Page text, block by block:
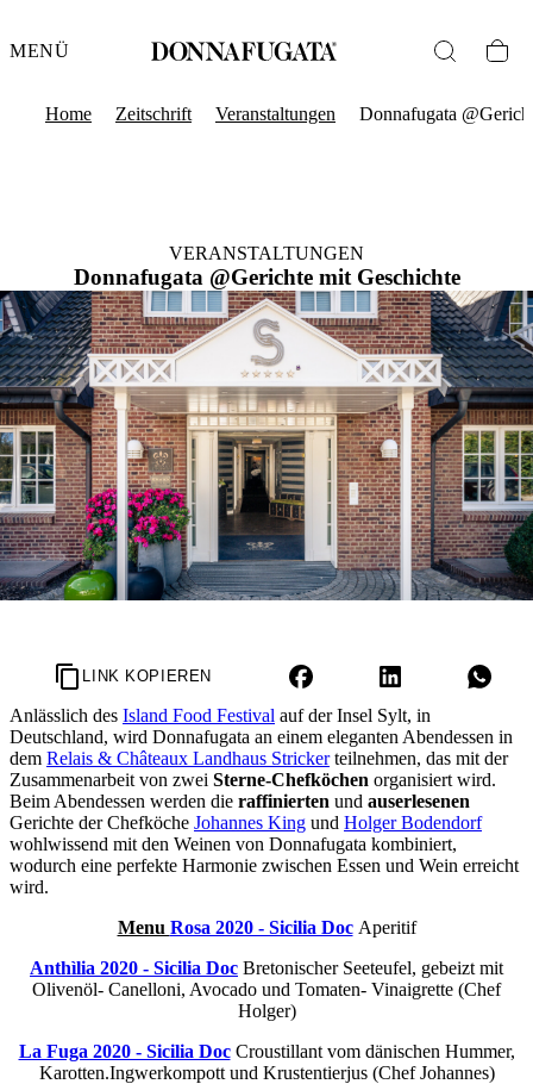
MENÜ
Home Zeitschrift Veranstaltungen Donnafugata
VERANSTALTUNGEN
Donnafugata @Gerichte mit Geschichte
LINK KOPIEREN
Anlässlich des Island Food Festival auf der Insel Sylt, in
Deutschland, wird Donnafugata an einem eleganten Abendessen in
dem Relais & Châteaux Landhaus Strickerteilnehmen, das mit der
Zusammenarbeit von zwei Sterne-Chefköchen organisiert wird.
Beim Abendessen werden die raffinierten und auserlesenen
Gerichte der Chefköche Johannes King und Holger Bodendorf
wohlwissend mit den Weinen von Donnafugata kombiniert,
wodurch eine perfekte Harmonie zwischen Essen und Wein erreicht
wird.
Menu Rosa 2020 - Sicilia Doc Aperitif
Anthìlia 2020 - Sicilia Doc Bretonischer Seeteufel, gebeizt mit
Olivenöl- Canelloni, Avocado und Tomaten- Vinaigrette (Chef
Holger)
La Fuga 2020 - Sicilia DocCroustillant vom dänischen Hummer,
Karotten.Ingwerkompott und Krustentierjus (Chef Johannes)